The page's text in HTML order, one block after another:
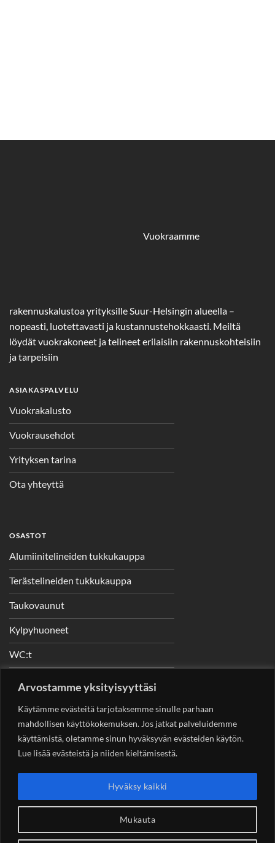
Arvostamme yksityisyyttäsi
Käytämme evästeitä tarjotaksemme sinulle parhaan
mahdollisen käyttökokemuksen. Jos jatkat palveluidemme
käyttämistä, oletamme sinun hyväksyvän evästeiden käytön.
Lue lisää evästeistä ja niiden kieltämisestä.
Mukauta
Hyväksy kaikki
Vuokraamme
rakennuskalustoa yrityksille Suur-Helsingin alueella –
nopeasti, luotettavasti ja kustannustehokkaasti. Meiltä
löydät vuokrakoneet ja telineet erilaisiin rakennuskohteisiin
ja tarpeisiin
ASIAKASPALVELU
Vuokrakalusto
Vuokrausehdot
Yrityksen tarina
Ota yhteyttä
OSASTOT
Alumiinitelineiden tukkukauppa
Terästelineiden tukkukauppa
Taukovaunut
Kylpyhuoneet
WC:t
Nostimet
YHTEYSTIEDOT
Helsingin Rakennuskonevuokraus OySotungintie 449,
00890 Helsinki 0400 99 53 63
asiakaspalvelu@rakennuskonevuokraus.fi